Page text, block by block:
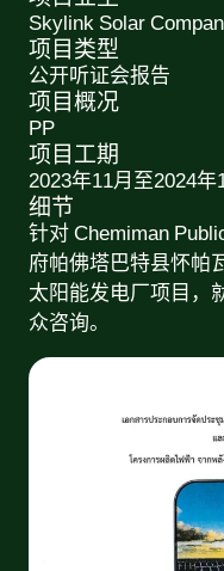
Skylink Solar
项目类型
公开听证会报告
项目概况
PP
项目工期
2023年11月至2024年
细节
针对 Chemiman
府帕佛塔巴特县怀帕
太阳能发电厂项目，
众咨询。